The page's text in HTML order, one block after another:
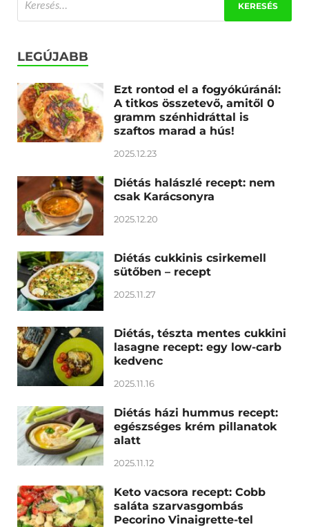
LEGÚJABB
Ezt rontod el a fogyókúránál:
A titkos összetevő, amitől 0
gramm szénhidráttal is
szaftos marad a hús!
2025.12.23
Diétás halászlé recept: nem
csak Karácsonyra
2025.12.20
Diétás cukkinis csirkemell
sütőben – recept
2025.11.27
Diétás, tészta mentes cukkini
lasagne recept: egy low-carb
kedvenc
2025.11.16
Diétás házi hummus recept:
egészséges krém pillanatok
alatt
2025.11.12
Keto vacsora recept: Cobb
saláta szarvasgombás
Pecorino Vinaigrette-tel